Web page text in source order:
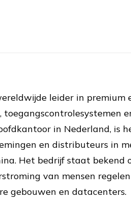
leider in premium
in Nederland, is
en distributeurs in
Het bedrijf staat bekend
van mensen
gebouwen en datacenters.